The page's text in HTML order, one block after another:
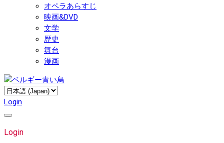
オペラあらすじ
映画&DVD
文学
歴史
舞台
漫画
Login
Login